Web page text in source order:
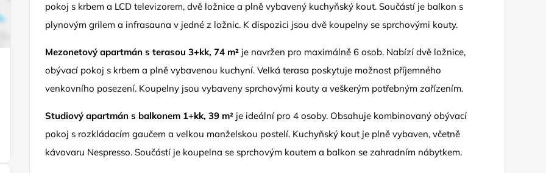
pokoj s krbem a LCD televizorem, dvě ložnice a plně vybavený kuchyňský kout. Součástí je balkon s
plynovým grilem a infrasauna v jedné z ložnic. K dispozici jsou dvě koupelny se sprchovými kouty.
Mezonetový apartmán s terasou 3+kk, 74 m² je navržen pro maximálně 6 osob. Nabízí dvě ložnice,
obývací pokoj s krbem a plně vybavenou kuchyní. Velká terasa poskytuje možnost příjemného
venkovního posezení. Koupelny jsou vybaveny sprchovými kouty a veškerým potřebným zařízením.
Studiový apartmán s balkonem 1+kk, 39 m² je ideální pro 4 osoby. Obsahuje kombinovaný obývací
pokoj s rozkládacím gaučem a velkou manželskou postelí. Kuchyňský kout je plně vybaven, včetně
kávovaru Nespresso. Součástí je koupelna se sprchovým koutem a balkon se zahradním nábytkem.